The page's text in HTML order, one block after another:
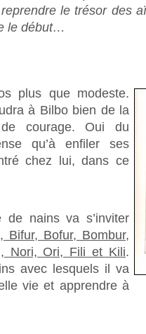
le trésor des
le début…
plus que modeste.
à Bilbo bien de la
courage. Oui du
qu’à enfiler ses
chez lui, dans ce
de nains va s’inviter
Bifur, Bofur, Bombur,
Nori, Ori, Fili et Kili.
avec lesquels il va
vie et apprendre à